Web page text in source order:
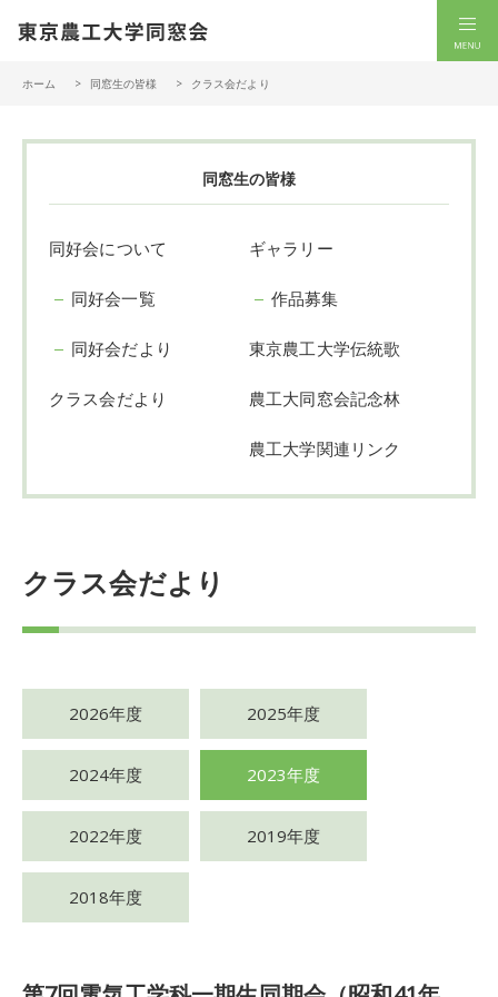
ホーム 同窓生の皆様 クラス会だより
同窓生の皆様
同好会について
同好会一覧
同好会だより
クラス会だより
ギャラリー
作品募集
東京農工大学伝統歌
農工大同窓会記念林
農工大学関連リンク
クラス会だより
2026年度 2025年度
2024年度 2023年度
2022年度 2019年度
2018年度